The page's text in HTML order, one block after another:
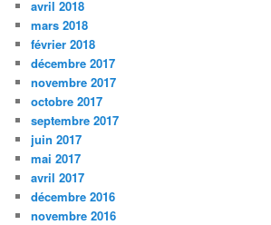
avril 2018
mars 2018
février 2018
décembre 2017
novembre 2017
octobre 2017
septembre 2017
juin 2017
mai 2017
avril 2017
décembre 2016
novembre 2016